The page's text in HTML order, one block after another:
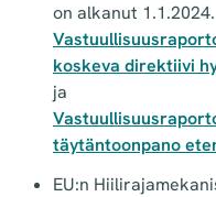
on alkanut
koskeva direktiivi
ja
täytäntoonpano
EU:n